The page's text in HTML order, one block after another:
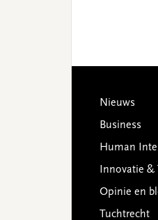
Footer
Nieuws
Business
Human
Innovatie &
Opinie en
Tuchtrecht